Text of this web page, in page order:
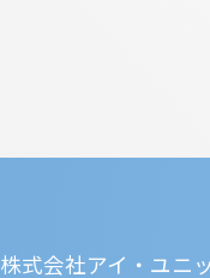
株式会社アイ・ユニ